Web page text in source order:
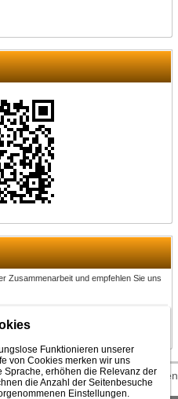
Zusammenarbeit und empfehlen Sie uns
|www.wexbo.com |Einloggen
Funktionieren unserer
von Cookies merken wir uns
erhöhen die Relevanz der
die Anzahl der Seitenbesuche
Einstellungen.